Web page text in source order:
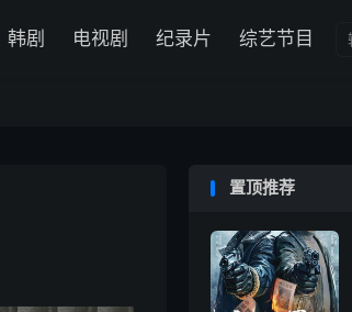
韩剧 电视剧 纪录片 综艺节目
置顶推荐